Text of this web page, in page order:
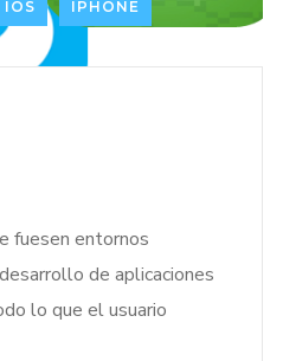
IOS IPHONE
fuesen entornos
de aplicaciones
lo que el usuario